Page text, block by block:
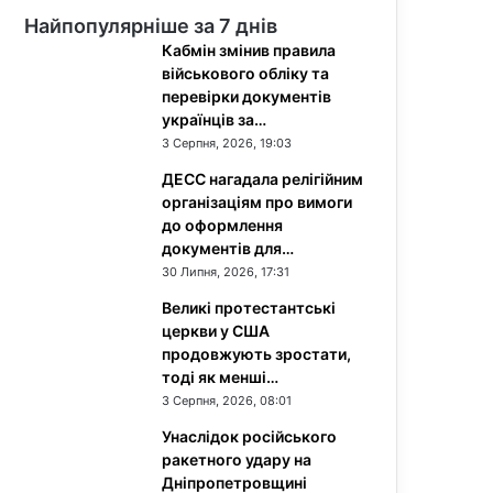
Найпопулярніше за 7 днів
Кабмін змінив правила
військового обліку та
перевірки документів
українців за…
3 Серпня, 2026, 19:03
ДЕСС нагадала релігійним
організаціям про вимоги
до оформлення
документів для…
30 Липня, 2026, 17:31
Великі протестантські
церкви у США
продовжують зростати,
тоді як менші…
3 Серпня, 2026, 08:01
Унаслідок російського
ракетного удару на
Дніпропетровщині